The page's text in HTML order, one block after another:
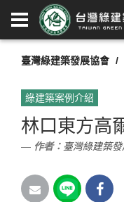
臺灣綠建築發展協會
綠建築案例介紹
林口東方高
作者： 臺灣綠建築